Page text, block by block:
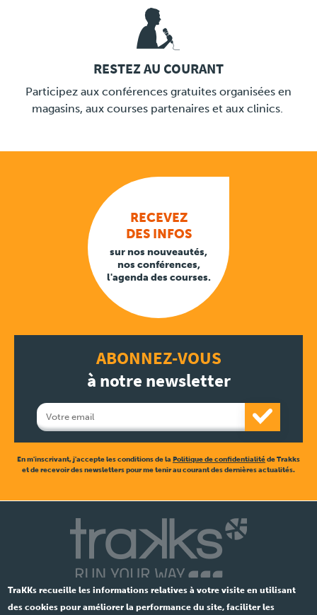
RESTEZ AU COURANT
Participez aux conférences gratuites organisées en
magasins, aux courses partenaires et aux clinics.
RECEVEZ
DES INFOS
sur nos nouveautés,
nos conférences,
l'agenda des courses.
ABONNEZ-VOUS
à notre newsletter
En m'inscrivant, j'accepte les conditions de la Politique de confidentialitéde Trakks
et de recevoir des newsletters pour me tenir au courant des dernières actualités.
TraKKs recueille les informations relatives à votre visite en utilisant
des cookies pour améliorer la performance du site, faciliter les